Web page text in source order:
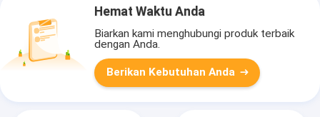
Hemat Waktu Anda
Biarkan kami menghubungi produk terbaik
dengan Anda.
Berikan Kebutuhan Anda